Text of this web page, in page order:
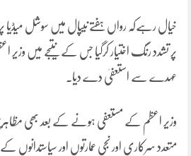
خیال رہےکہ رواں ہفتے نیپال میں سوشل میڈیا
پر تشدد رنگ اختیار کرگیا جس کے نتیجے میں
عہدے سے استعفیٰ دے دیا۔
وزیر اعظم کے مستعفی ہونے کے بعد بھی
متعدد سرکاری اور نجی عمارتوں اور سیاستدانوں